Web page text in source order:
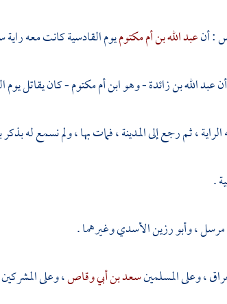
: أنعبد الله بن أم مكتوميومالقادسيةكانت معه راية
عبد الله بن زائدة - وهو ابن أم مكتوم- كان يقاتل يوم
، ثم رجع إلىالمدينة، فمات بها ، ولم نسمع له
.
مرسل ،وأبو رزين الأسديوغيرهما .
، وعلى المسلمينسعد بن أبي وقاص، وعلى المشركين